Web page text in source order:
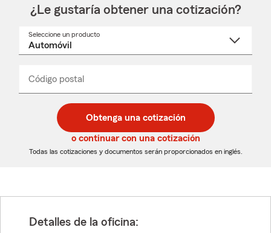
¿Le gustaría obtener una cotización?
Seleccione un producto
desplegable
Código postal
de
5
dígitos
de
5
dígitos
_____
Obtenga una cotización
o continuar con una cotización
Todas las cotizaciones y documentos serán proporcionados en inglés.
Detalles de la oficina: